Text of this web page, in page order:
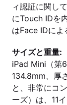
ィ認証に関し
にTouch IDを
はFace IDによ
サイズと重量:
iPad Mini（第
134.8mm、厚
と、非常にコ
ーズ）は、11